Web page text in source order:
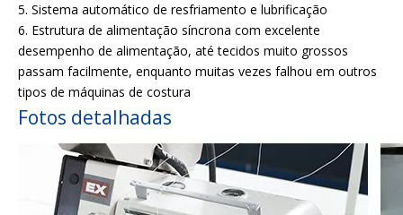
5. Sistema automático de resfriamento e lubrificação
6. Estrutura de alimentação síncrona com excelente
desempenho de alimentação, até tecidos muito grossos
passam facilmente, enquanto muitas vezes falhou em outros
tipos de máquinas de costura
Fotos detalhadas